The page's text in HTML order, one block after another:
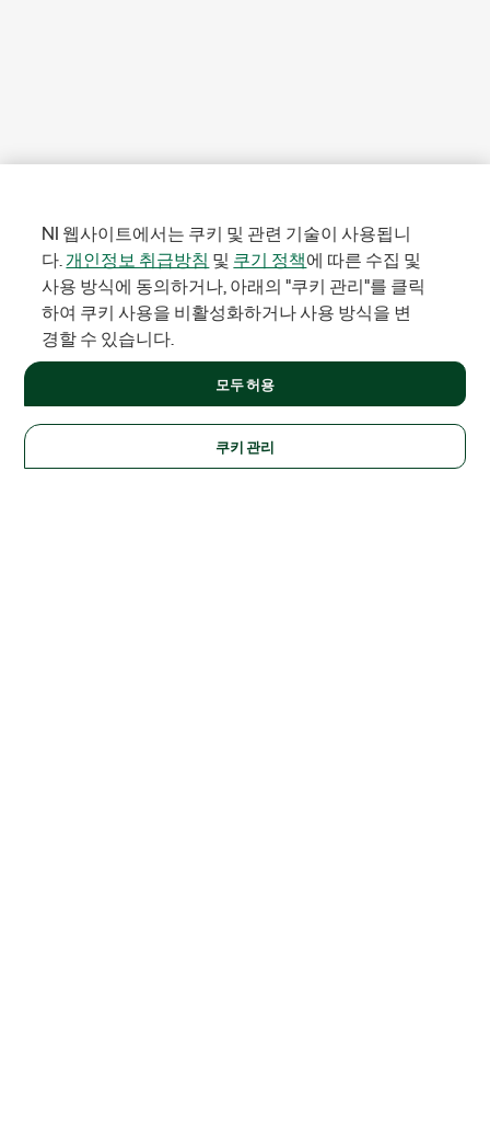
NI 웹사이트에서는 쿠키 및 관련 기술이 사용됩니
다.개인정보 취급방침 및 쿠기 정책에 따른 수집 및
사용 방식에 동의하거나, 아래의 "쿠키 관리"를 클릭
하여 쿠키 사용을 비활성화하거나 사용 방식을 변
경할 수 있습니다.
쿠키 관리
모두 허용